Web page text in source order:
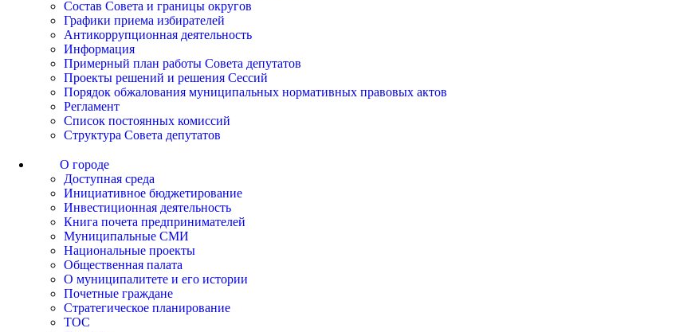
Состав Совета и границы округов
Графики приема избирателей
Антикоррупционная деятельность
Информация
Примерный план работы Совета депутатов
Проекты решений и решения Сессий
Порядок обжалования муниципальных нормативных правовых актов
Регламент
Список постоянных комиссий
Структура Совета депутатов
О городе
Доступная среда
Инициативное бюджетирование
Инвестиционная деятельность
Книга почета предпринимателей
Муниципальные СМИ
Национальные проекты
Общественная палата
О муниципалитете и его истории
Почетные граждане
Стратегическое планирование
ТОС